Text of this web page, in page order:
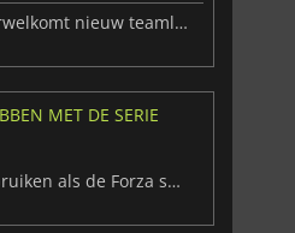
Fable: Playground Games verwelkomt nieuw teamlid
MET DE SERIE
Fable zal dezelfde motor gebruiken als de Forza spellen